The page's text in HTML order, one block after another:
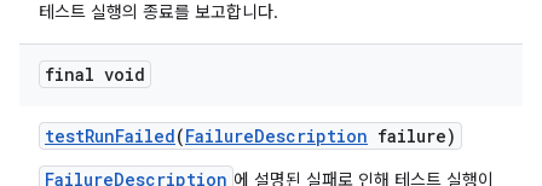
테스트 실행의 종료를 보고합니다.
final void
testRunFailed(FailureDescription failure)
FailureDescription 에 설명된 실패로 인해 테스트 실행이